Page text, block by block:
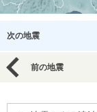
次の地震
前の地震